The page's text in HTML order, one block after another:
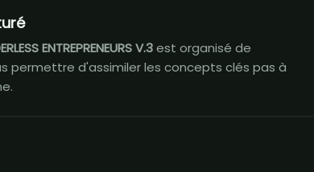
ENTREPRENEURS V.3est organisé de
permettre d'assimiler les concepts clés pas à